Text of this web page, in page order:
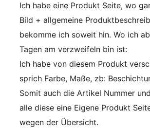
Ich habe eine Produkt Seite, wo
Bild + allgemeine
bekomme ich soweit hin. Wo ich
Tagen am verzweifeln bin ist:
Ich habe von diesem Produkt
sprich Farbe, Maße, zb:
Somit auch die Artikel Nummer
alle diese eine Eigene Produkt
wegen der Übersicht.